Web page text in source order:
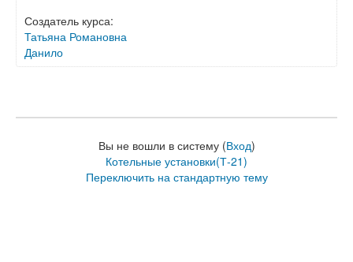
Создатель курса:
Татьяна Романовна
Данило
Вы не вошли в систему (Вход)
Котельные установки(Т-21)
Переключить на стандартную тему